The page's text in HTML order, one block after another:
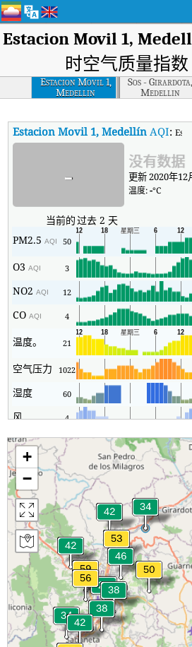
Estacion Movil 1,
时空气质量指数
Estacion Movil 1,
Medellin
Sos - Girardota,
Medellin
Estacion Movil 1, Medellín AQI:
- 没有数据
更新 2020年12
温度:-°C
当前的过去 2 天
PM2.5AQI 50
O3AQI 3
NO2AQI 12
COAQI 4
温度。 21
空气压力 1022
湿度 60
风 4
+
−